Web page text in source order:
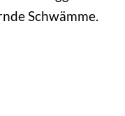
Schwämme.